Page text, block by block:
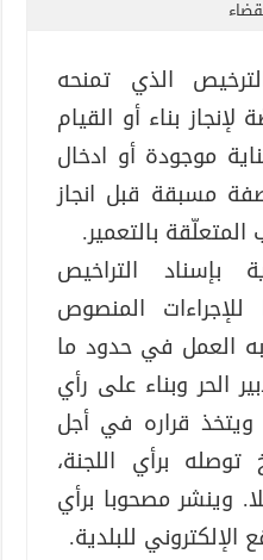
الذي تمنحه
بناء أو القيام
موجودة أو ادخال
مسبقة قبل انجاز
المتعلّقة بالتعمير.
بإسناد التراخيص
للإجراءات المنصوص
به العمل في حدود ما
الحر وبناء على رأي
ويتخذ قراره في أجل
برأي اللجنة،
وينشر مصحوبا برأي
الإلكتروني للبلدية.